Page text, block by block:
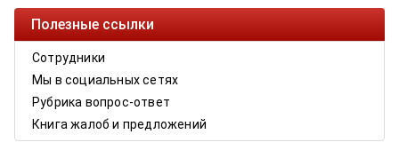
Полезные ссылки
Сотрудники
Мы в социальных сетях
Рубрика вопрос-ответ
Книга жалоб и предложений